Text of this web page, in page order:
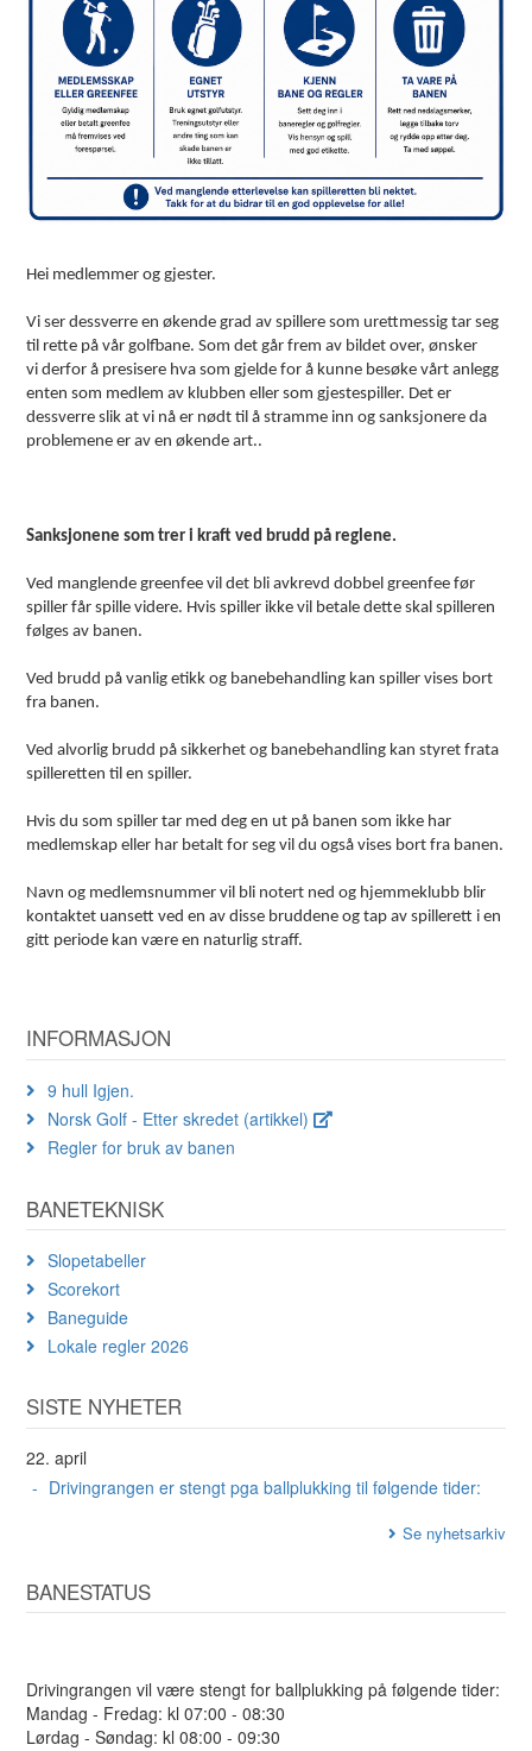
Hei medlemmer og gjester.
Vi ser dessverre en økende grad av spillere som urettmessig tar seg
til rette på vår golfbane. Som det går frem av bildet over, ønsker
vi derfor å presisere hva som gjelde for å kunne besøke vårt anlegg
enten som medlem av klubben eller som gjestespiller. Det er
dessverre slik at vi nå er nødt til å stramme inn og sanksjonere da
problemene er av en økende art..
Sanksjonene som trer i kraft ved brudd på reglene.
Ved manglende greenfee vil det bli avkrevd dobbel greenfee før
spiller får spille videre. Hvis spiller ikke vil betale dette skal spilleren
følges av banen.
Ved brudd på vanlig etikk og banebehandling kan spiller vises bort
fra banen.
Ved alvorlig brudd på sikkerhet og banebehandling kan styret frata
spilleretten til en spiller.
Hvis du som spiller tar med deg en ut på banen som ikke har
medlemskap eller har betalt for seg vil du også vises bort fra banen.
Navn og medlemsnummer vil bli notert ned og hjemmeklubb blir
kontaktet uansett ved en av disse bruddene og tap av spillerett i en
gitt periode kan være en naturlig straff.
INFORMASJON
9 hull Igjen.
Norsk Golf - Etter skredet (artikkel)
Regler for bruk av banen
BANETEKNISK
Slopetabeller
Scorekort
Baneguide
Lokale regler 2026
SISTE NYHETER
22. april
Drivingrangen er stengt pga ballplukking til følgende tider:
Se nyhetsarkiv
BANESTATUS
Drivingrangen vil være stengt for ballplukking på følgende tider:
Mandag - Fredag: kl 07:00 - 08:30
Lørdag - Søndag: kl 08:00 - 09:30